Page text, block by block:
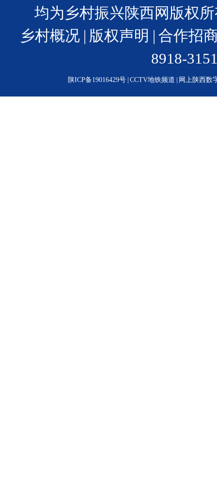
均为乡村振兴陕西网版权
乡村概况
版权声明 |合作招
8918-
陕ICP备19016429号 |CCTV地铁频道 网上陕西数